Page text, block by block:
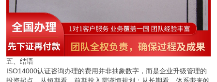
五、结语
ISO14000认证咨询办理的费用并非抽象数字，而是企业升级管理的
投资起点。从短期看，前期投入需谨慎规划；从长期看，体系带来的